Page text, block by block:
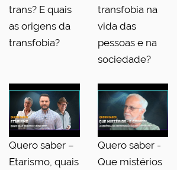
trans? E quais
as origens da
transfobia?
transfobia na
vida das
pessoas e na
sociedade?
Quero saber –
Etarismo, quais
Quero saber -
Que mistérios